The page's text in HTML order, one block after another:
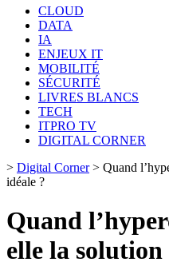
CLOUD
DATA
IA
ENJEUX IT
MOBILITÉ
SÉCURITÉ
LIVRES BLANCS
TECH
ITPRO TV
DIGITAL CORNER
> Digital Corner> Quand
idéale ?
Quand
elle la solution